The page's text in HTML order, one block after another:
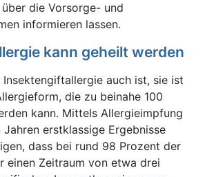
die Vorsorge- und
informieren lassen.
kann geheilt werden
auch ist, sie ist
die zu beinahe 100
kann. Mittels Allergieimpfung
erstklassige Ergebnisse
dass bei rund 98 Prozent der
einen Zeitraum von etwa drei